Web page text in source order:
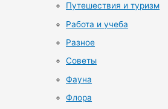
Путешествия и туризм
Работа и учеба
Разное
Советы
Фауна
Флора